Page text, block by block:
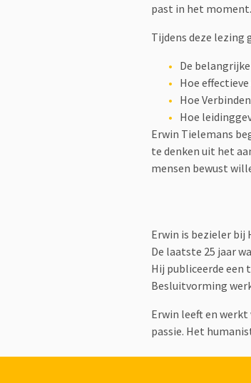
past in het moment.
Tijdens deze lezing
De
Hoe
Hoe
Hoe
Erwin Tielemans
te denken uit het
mensen bewust
Erwin is bezieler bij
De laatste 25 jaar
Hij publiceerde een
Besluitvorming
Erwin leeft en
passie. Het